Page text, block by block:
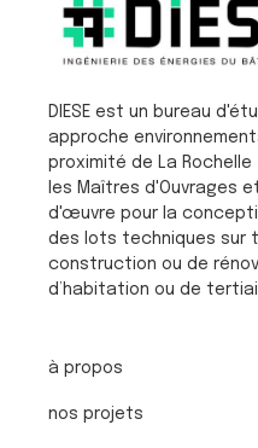
DIESE est un bureau
approche
proximité de La Rochelle
les Maîtres d'Ouvrages
d'œuvre pour la
des lots techniques sur
construction ou de
d’habitation ou de
à propos
nos projets